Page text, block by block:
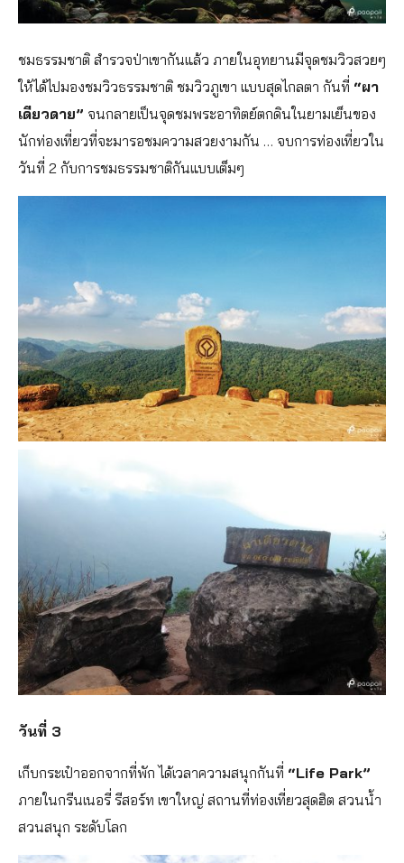
ชมธรรมชาติ สำรวจป่าเขากันแล้ว ภายในอุทยานมีจุดชมวิวสวยๆ
ให้ได้ไปมองชมวิวธรรมชาติ ชมวิวภูเขา แบบสุดไกลตา กันที่ “ผา
เดียวดาย” จนกลายเป็นจุดชมพระอาทิตย์ตกดินในยามเย็นของ
นักท่องเที่ยวที่จะมารอชมความสวยงามกัน … จบการท่องเที่ยวใน
วันที่ 2 กับการชมธรรมชาติกันแบบเต็มๆ
วันที่ 3
เก็บกระเป๋าออกจากที่พัก ได้เวลาความสนุกกันที่ “Life Park”
ภายในกรีนเนอรี่ รีสอร์ท เขาใหญ่ สถานที่ท่องเที่ยวสุดฮิต สวนน้ำ
สวนสนุก ระดับโลก